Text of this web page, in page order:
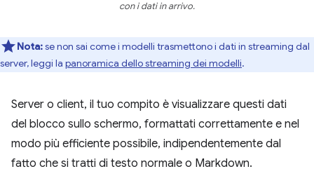
con i dati in arrivo.
Nota:se non sai come i modelli trasmettono i dati in streaming dal
server, leggi la panoramica dello streaming dei modelli.
Server o client, il tuo compito è visualizzare questi dati
del blocco sullo schermo, formattati correttamente e nel
modo più efficiente possibile, indipendentemente dal
fatto che si tratti di testo normale o Markdown.